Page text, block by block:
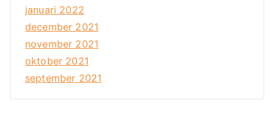
januari 2022
december 2021
november 2021
oktober 2021
september 2021